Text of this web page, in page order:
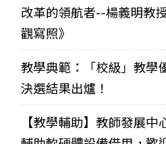
改革的領航者--楊義明教
觀寫照》
教學典範：「校級」教學
決選結果出爐！
【教學輔助】教師發展